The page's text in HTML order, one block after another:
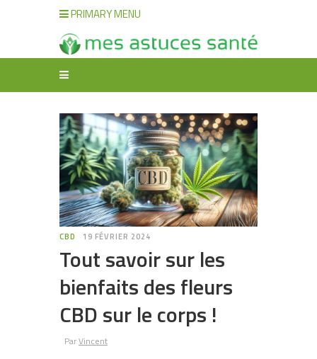
PRIMARY MENU
CBD 19 FÉVRIER 2024
Tout savoir sur les
bienfaits des fleurs
CBD sur le corps !
ParVincent